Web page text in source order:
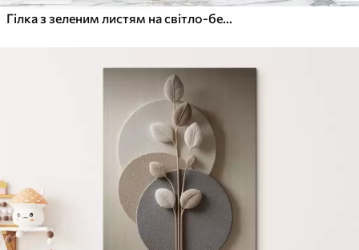
Гілка з зеленим листям на світло-бежевому тлі